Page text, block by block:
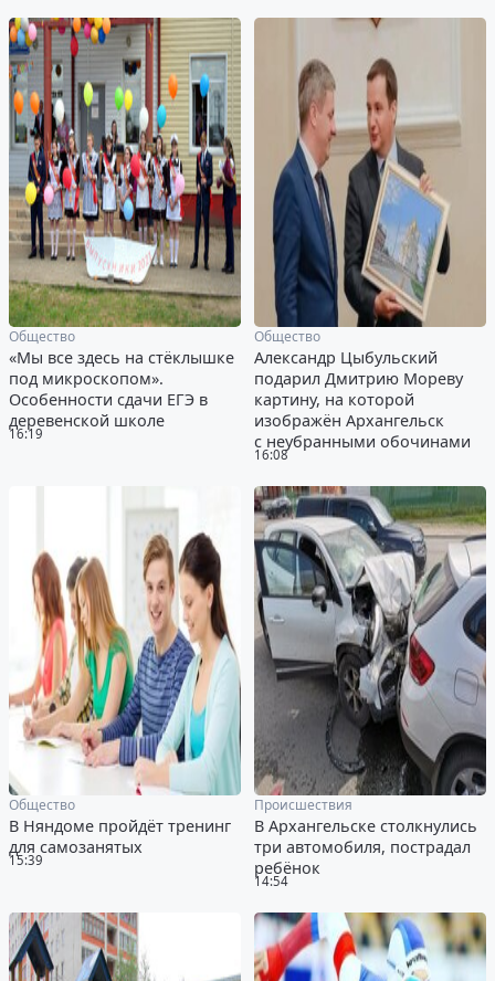
16:19
Общество
«Мы все здесь на стёклышке
под микроскопом».
Особенности сдачи ЕГЭ в
деревенской школе
16:08
Общество
Александр Цыбульский
подарил Дмитрию Мореву
картину, на которой
изображён Архангельск
с неубранными обочинами
15:39
Общество
В Няндоме пройдёт тренинг
для самозанятых
14:54
Происшествия
В Архангельске столкнулись
три автомобиля, пострадал
ребёнок